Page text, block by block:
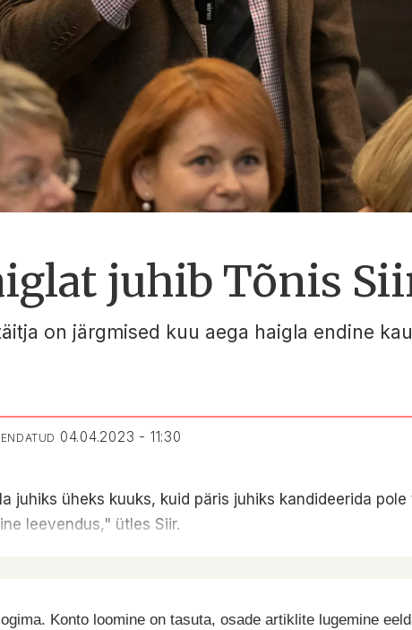
juhib Tõnis
on järgmised kuu aega haigla endine
04.04.2023 - 11:30
juhiks üheks kuuks, kuid päris juhiks kandideerida
leevendus," ütles Siir.
Konto loomine on tasuta, osade artiklite lugemine